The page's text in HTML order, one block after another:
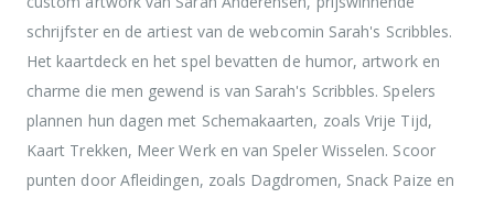
schrijfster en de artiest van de webcomin Sarah's Scribbles.
Het kaartdeck en het spel bevatten de humor, artwork en
charme die men gewend is van Sarah's Scribbles. Spelers
plannen hun dagen met Schemakaarten, zoals Vrije Tijd,
Kaart Trekken, Meer Werk en van Speler Wisselen. Scoor
punten door Afleidingen, zoals Dagdromen, Snack Paize en